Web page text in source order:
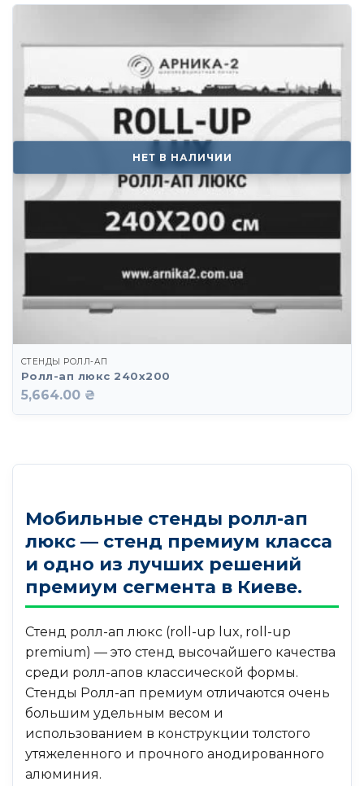
НЕТ В НАЛИЧИИ
СТЕНДЫ РОЛЛ-АП
Ролл-ап люкс 240х200
5,664.00 ₴
Мобильные стенды ролл-ап
люкс — стенд премиум класса
и одно из лучших решений
премиум сегмента в Киеве.
Стенд ролл-ап люкс (roll-up lux, roll-up
premium) — это стенд высочайшего качества
среди ролл-апов классической формы.
Стенды Ролл-ап премиум отличаются очень
большим удельным весом и
использованием в конструкции толстого
утяжеленного и прочного анодированного
алюминия.